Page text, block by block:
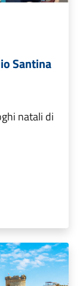
Santina
natali di